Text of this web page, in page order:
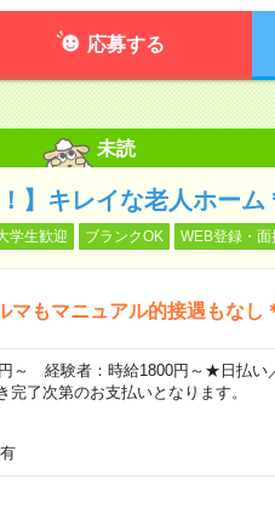
応募する
未読
】キレイな老人ホー
学生歓迎 ブランクOK WEB登録・面
マもマニュアル的接遇もなし
～ 経験者：時給1800円～★日払い
了次第のお支払いとなります。